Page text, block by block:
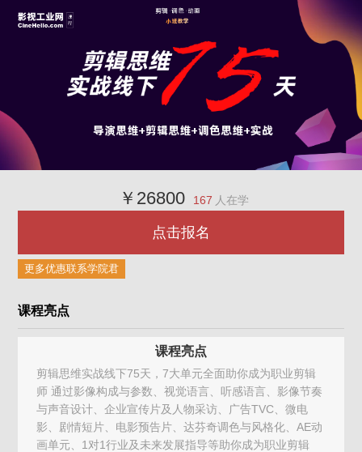
￥26800 167 人在学
点击报名
更多优惠联系学院君
课程亮点
课程亮点
剪辑思维实战线下75天，7大单元全面助你成为职业剪辑
师 通过影像构成与参数、视觉语言、听感语言、影像节奏
与声音设计、企业宣传片及人物采访、广告TVC、微电
影、剧情短片、电影预告片、达芬奇调色与风格化、AE动
画单元、1对1行业及未来发展指导等助你成为职业剪辑